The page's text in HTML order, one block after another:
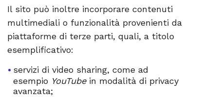
Il sito può inoltre incorporare contenuti
multimediali o funzionalità provenienti da
piattaforme di terze parti, quali, a titolo
esemplificativo:
servizi di video sharing, come ad
esempio YouTubein modalità di privacy
avanzata;